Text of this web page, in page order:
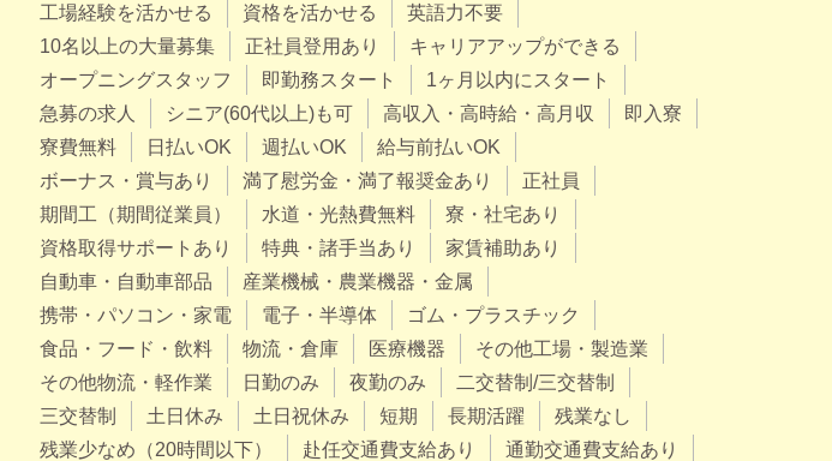
工場経験を活かせる
資格を活かせる
英語力不要
10名以上の大量募集
正社員登用あり
キャリアアップができる
オープニングスタッフ
即勤務スタート
1ヶ月以内にスタート
急募の求人
シニア(60代以上)も可 高収入・高時給・高月収
即入寮
寮費無料
日払いOK 週払いOK
給与前払いOK
ボーナス・賞与あり
満了慰労金・満了報奨金あり
正社員
期間工（期間従業員）
水道・光熱費無料
寮・社宅あり
資格取得サポートあり
特典・諸手当あり
家賃補助あり
自動車・自動車部品
産業機械・農業機器・金属
携帯・パソコン・家電
電子・半導体
ゴム・プラスチック
食品・フード・飲料
物流・倉庫 医療機器
その他工場・製造業
その他物流・軽作業
日勤のみ 夜勤のみ
二交替制/三交替制
三交替制
土日休み 土日祝休み 短期 長期活躍
残業なし
残業少なめ（20時間以下）
赴任交通費支給あり
通勤交通費支給あり